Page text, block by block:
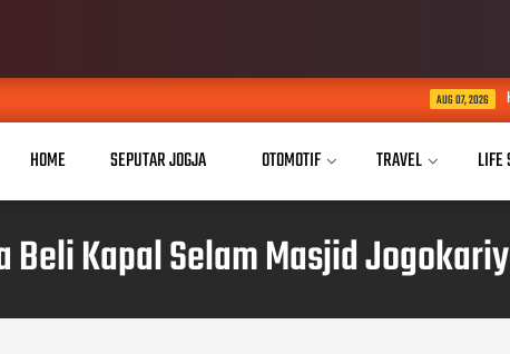
Kaukus Parlemen
HOME SEPUTAR JOGJA OTOMOTIF TRAVEL LIFE
Beli Kapal Selam Masjid